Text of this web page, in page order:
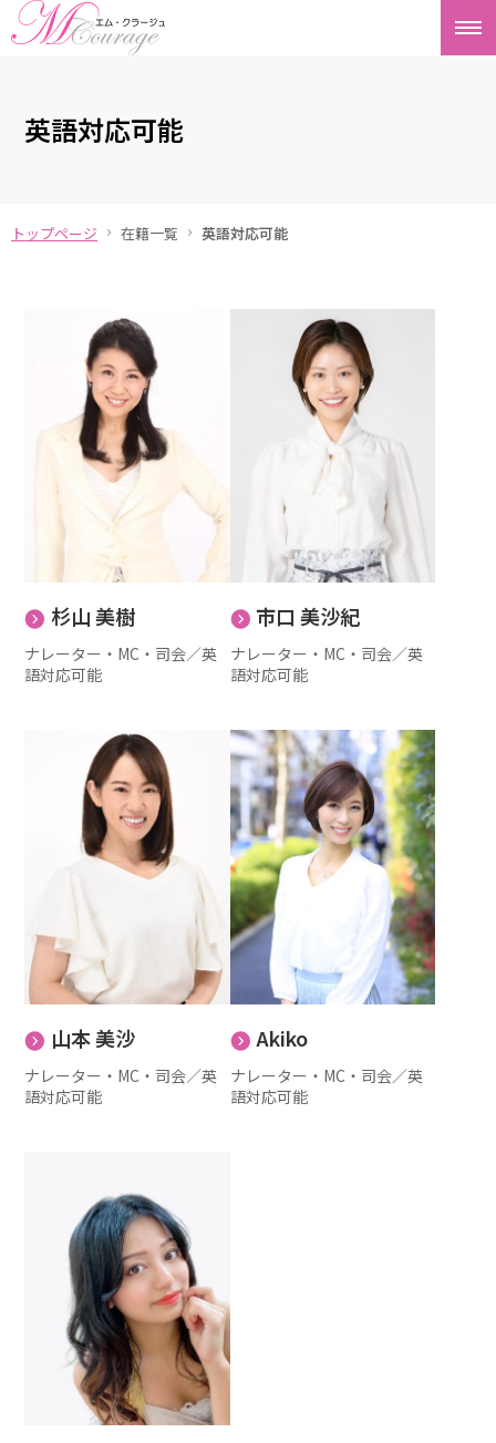
英語対応可能
トップページ 在籍一覧 英語対応可能
杉山 美樹
ナレーター・MC・司会／英
語対応可能
市口 美沙紀
ナレーター・MC・司会／英
語対応可能
山本 美沙
ナレーター・MC・司会／英
語対応可能
Akiko
ナレーター・MC・司会／英
語対応可能